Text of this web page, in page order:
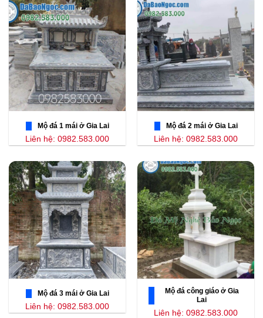
Mộ đá 1 mái ở Gia Lai
Liên hệ: 0982.583.000
Mộ đá 2 mái ở Gia Lai
Liên hệ: 0982.583.000
Mộ đá 3 mái ở Gia Lai
Liên hệ: 0982.583.000
Mộ đá công giáo ở Gia
Lai
Liên hệ: 0982.583.000